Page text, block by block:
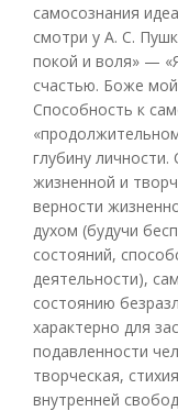
самосознания
смотри у А. С.
покой и воля» —
счастью. Боже
Способность к
глубину
жизненной и
верности
духом (будучи
состояний,
деятельности),
состоянию
характерно для
подавленности
творческая,
внутренней